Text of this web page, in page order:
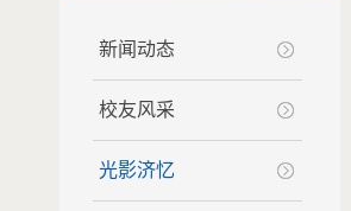
新闻动态
校友风采
光影济忆